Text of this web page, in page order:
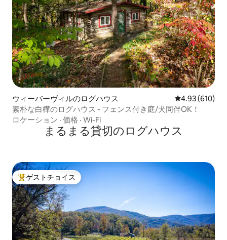
ウィーバーヴィルのログハウス レビュー610
4.93 (610)
素朴な白樺のログハウス - フェンス付き庭/犬同伴OK！
ロケーション · 価格 · Wi-Fi
まるまる貸切のログハウス
大好評のゲストチョイスです。
ゲストチョイス